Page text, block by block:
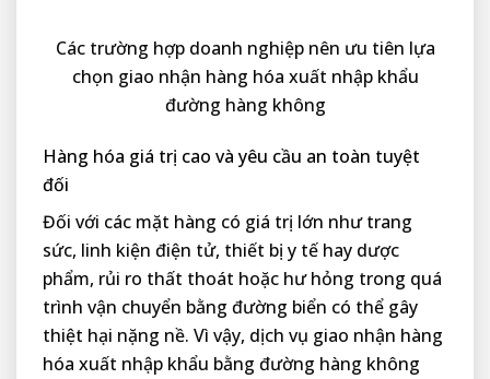
Các trường hợp doanh nghiệp nên ưu tiên lựa
chọn giao nhận hàng hóa xuất nhập khẩu
đường hàng không
Hàng hóa giá trị cao và yêu cầu an toàn tuyệt
đối
Đối với các mặt hàng có giá trị lớn như trang
sức, linh kiện điện tử, thiết bị y tế hay dược
phẩm, rủi ro thất thoát hoặc hư hỏng trong quá
trình vận chuyển bằng đường biển có thể gây
thiệt hại nặng nề. Vì vậy, dịch vụ giao nhận hàng
hóa xuất nhập khẩu bằng đường hàng không